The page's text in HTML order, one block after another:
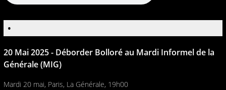
•
20 Mai 2025 - Déborder Bolloré au Mardi Informel de la
Générale (MIG)
Mardi 20 mai, Paris, La Générale, 19h00